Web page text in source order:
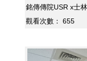
銘傳傳院USR x士
觀看次數：
655